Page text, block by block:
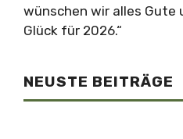
wünschen wir alles Gute
Glück für 2026.“
NEUSTE BEITRÄGE